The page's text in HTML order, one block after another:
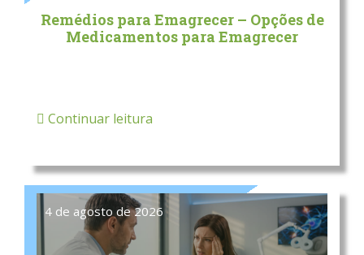
Remédios para Emagrecer – Opções de
Medicamentos para Emagrecer
Continuar leitura
4 de agosto de 2026